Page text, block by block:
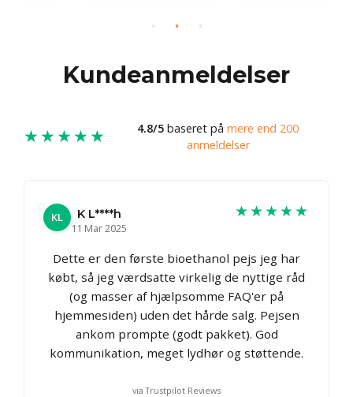
Kundeanmeldelser
★★★★★ 4.8/5 baseret på mere end 200
anmeldelser
KL
K L****h
11 Mar 2025
★★★★★
Dette er den første bioethanol pejs jeg har
købt, så jeg værdsatte virkelig de nyttige råd
(og masser af hjælpsomme FAQ'er på
hjemmesiden) uden det hårde salg. Pejsen
ankom prompte (godt pakket). God
kommunikation, meget lydhør og støttende.
via Trustpilot Reviews